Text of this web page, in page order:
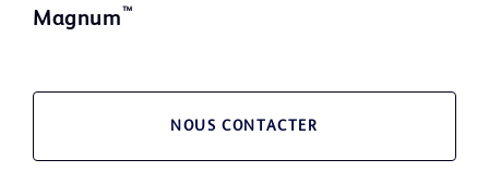
Magnum™
NOUS CONTACTER